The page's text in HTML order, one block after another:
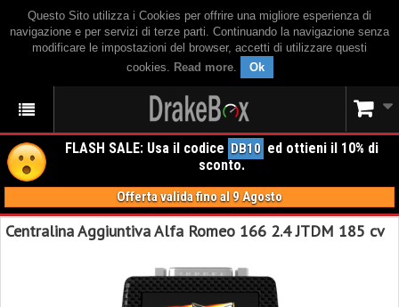
Questo Sito utilizza i Cookies per offrire una migliore esperienza di
navigazione e per servizi di terze parti. Continuando la navigazione senza
modificare le impostazioni del browser, accetti di utilizzare questi
cookies. Read more. Ok
FLASH SALE: Usa il codice DB10 ed ottieni il 10% di
sconto.
Offerta valida fino al 9 Agosto
Centralina Aggiuntiva Alfa Romeo 166 2.4 JTDM 185 cv